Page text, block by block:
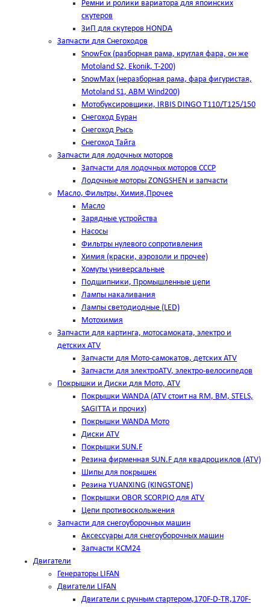
Ремни и ролики вариатора для япоинских
скутеров
ЗиП для скутеров HONDA
Запчасти для Снегоходов
SnowFox (разборная рама, круглая фара, он же
Motoland S2, Ekonik, T-200)
SnowMax (неразборная рама, фара фигуристая,
Motoland S1, ABM Wind200)
Мотобуксировщики, IRBIS DINGO Т110/Т125/150
Снегоход Буран
Снегоход Рысь
Снегоход Тайга
Запчасти для лодочных моторов
Запчасти для лодочных моторов СССР
Лодочные моторы ZONGSHEN и запчасти
Масло, Фильтры, Химия,Прочее
Масло
Зарядные устройства
Насосы
Фильтры нулевого сопротивления
Химия (краски, аэрозоли и прочее)
Хомуты универсальные
Подшипники, Промышленные цепи
Лампы накаливания
Лампы светодиодные (LED)
Мотохимия
Запчасти для картинга, мотосамоката, электро и
детских ATV
Запчасти для Мото-самокатов, детских ATV
Запчасти для электроATV, электро-велосипедов
Покрышки и Диски для Мото, ATV
Покрышки WANDA (АТV стоит на RM, BM, STELS,
SAGITTA и прочих)
Покрышки WANDA Мото
Диски ATV
Покрышки SUN.F
Резина фирменная SUN.F для квадроциклов (АТV)
Шипы для покрышек
Резина YUANXING (KINGSTONE)
Покрышки OBOR SCORPIO для ATV
Цепи противоскольжения
Запчасти для снегоуборочных машин
Аксессуары для снегоуборочных машин
Запчасти КСМ24
Двигатели
Генераторы LIFAN
Двигатели LIFAN
Двигатели с ручным стартером,170F-D-TR,170F-